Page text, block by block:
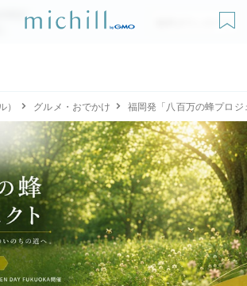
が
無料ダウンロード
グルメ・おでかけ 福岡発「八百万の蜂プロ